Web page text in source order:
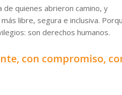
de quienes abrieron camino, y
libre, segura e inclusiva.
son derechos humanos.
con compromiso,